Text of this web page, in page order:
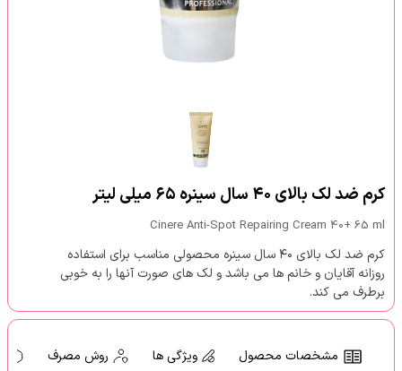
کرم ضد لک بالای ۴۰ سال سینره ۶۵ میلی لیتر
Cinere Anti-Spot Repairing Cream 40+ 65 ml
کرم ضد لک بالای ۴۰ سال سینره محصولی مناسب برای استفاده
روزانه آقایان و خانم ها می باشد و لک های صورت آنها را به خوبی
برطرف می کند.
مشخصات محصول ویژگی ها روش مصرف